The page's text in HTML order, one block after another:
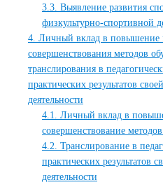
3.3. Выявление развития
физкультурно-спортивной
4. Личный вклад в повышение
совершенствования методов
транслирования в
практических результатов
деятельности
4.1. Личный вклад в
совершенствование
4.2. Транслирование в
практических результатов
деятельности